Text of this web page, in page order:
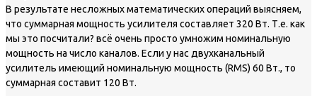
В результате несложных математических операций выясняем,
что суммарная мощность усилителя составляет 320 Вт. Т.е. как
мы это посчитали? всё очень просто умножим номинальную
мощность на число каналов. Если у нас двухканальный
усилитель имеющий номинальную мощность (RMS) 60 Вт., то
суммарная составит 120 Вт.